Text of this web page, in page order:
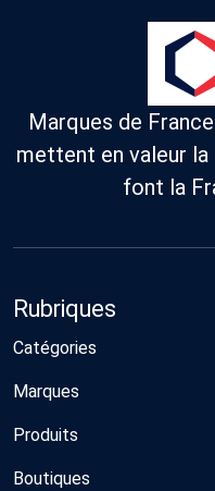
Marques de
mettent en valeur
font la
Rubriques
Catégories
Marques
Produits
Boutiques